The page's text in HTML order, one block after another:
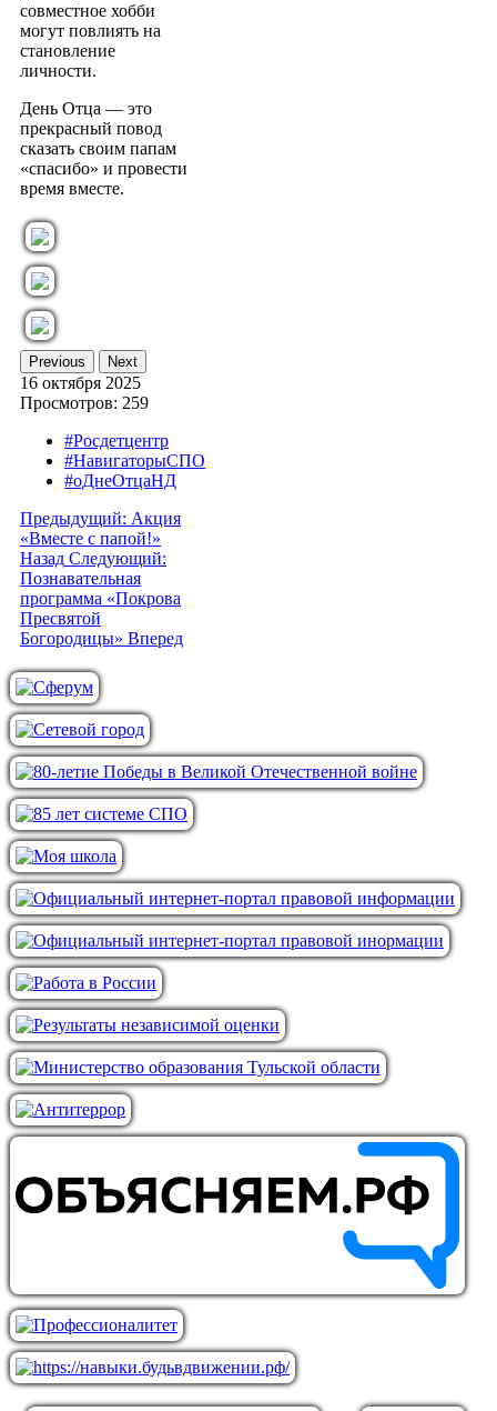
Previous Next
16 октября 2025
Просмотров: 259
совместное хобби
могут повлиять на
становление
личности.
День Отца — это
прекрасный повод
сказать своим папам
«спасибо» и провести
время вместе.
#Росдетцентр
#НавигаторыСПО
#оДнеОтцаНД
Предыдущий: Акция
«Вместе с папой!»
Назад Следующий:
Познавательная
программа «Покрова
Пресвятой
Богородицы» Вперед